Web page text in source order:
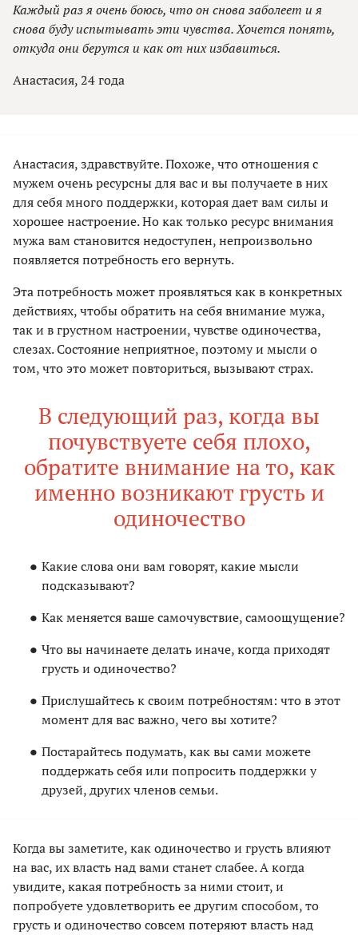
Каждый раз я очень боюсь, что он снова заболеет и я
снова буду испытывать эти чувства. Хочется понять,
откуда они берутся и как от них избавиться.
Анастасия, 24 года
Анастасия, здравствуйте. Похоже, что отношения с
мужем очень ресурсны для вас и вы получаете в них
для себя много поддержки, которая дает вам силы и
хорошее настроение. Но как только ресурс внимания
мужа вам становится недоступен, непроизвольно
появляется потребность его вернуть.
Эта потребность может проявляться как в конкретных
действиях, чтобы обратить на себя внимание мужа,
так и в грустном настроении, чувстве одиночества,
слезах. Состояние неприятное, поэтому и мысли о
том, что это может повториться, вызывают страх.
В следующий раз, когда вы
почувствуете себя плохо,
обратите внимание на то, как
именно возникают грусть и
одиночество
Какие слова они вам говорят, какие мысли
подсказывают?
Как меняется ваше самочувствие, самоощущение?
Что вы начинаете делать иначе, когда приходят
грусть и одиночество?
Прислушайтесь к своим потребностям: что в этот
момент для вас важно, чего вы хотите?
Постарайтесь подумать, как вы сами можете
поддержать себя или попросить поддержки у
друзей, других членов семьи.
Когда вы заметите, как одиночество и грусть влияют
на вас, их власть над вами станет слабее. А когда
увидите, какая потребность за ними стоит, и
попробуете удовлетворить ее другим способом, то
грусть и одиночество совсем потеряют власть над